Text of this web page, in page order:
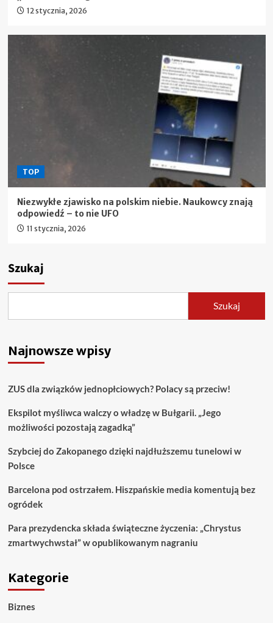
12 stycznia, 2026
TOP
Niezwykłe zjawisko na polskim niebie. Naukowcy znają
odpowiedź – to nie UFO
11 stycznia, 2026
Szukaj
Szukaj
Najnowsze wpisy
ZUS dla związków jednopłciowych? Polacy są przeciw!
Ekspilot myśliwca walczy o władzę w Bułgarii. „Jego
możliwości pozostają zagadką”
Szybciej do Zakopanego dzięki najdłuższemu tunelowi w
Polsce
Barcelona pod ostrzałem. Hiszpańskie media komentują bez
ogródek
Para prezydencka składa świąteczne życzenia: „Chrystus
zmartwychwstał” w opublikowanym nagraniu
Kategorie
Biznes